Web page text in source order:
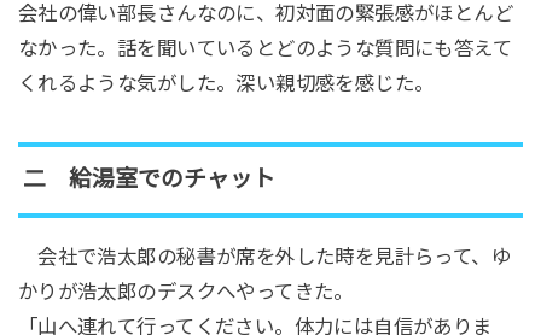
会社の偉い部長さんなのに、初対面の緊張感がほとんど
なかった。話を聞いているとどのような質問にも答えて
くれるような気がした。深い親切感を感じた。
二 給湯室でのチャット
会社で浩太郎の秘書が席を外した時を見計らって、ゆ
かりが浩太郎のデスクへやってきた。
「山へ連れて行ってください。体力には自信がありま